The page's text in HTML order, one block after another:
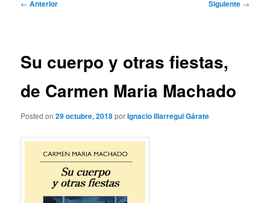
← Anterior Siguiente →
Su cuerpo y otras fiestas,
de Carmen Maria Machado
Posted on29 octubre, 2018porIgnacio Illarregui Gárate